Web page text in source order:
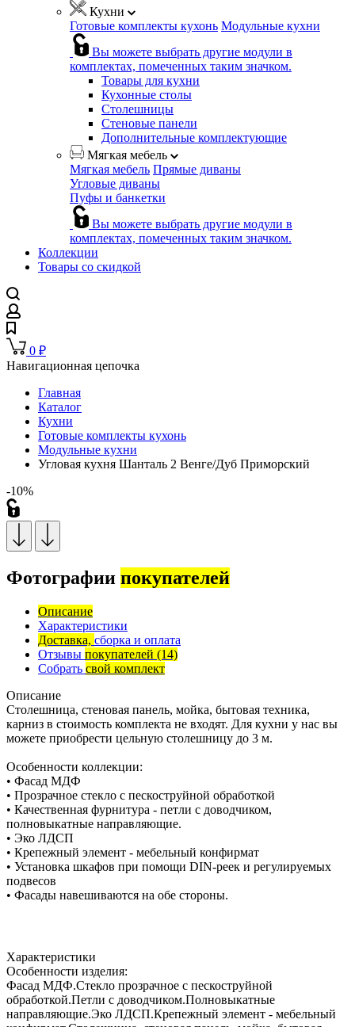
Кухни
Готовые комплекты кухонь Модульные кухни
Вы можете выбрать другие модули в
комплектах, помеченных таким значком.
Товары для кухни
Кухонные столы
Столешницы
Стеновые панели
Дополнительные комплектующие
Мягкая мебель
Мягкая мебель Прямые диваны
Угловые диваны
Пуфы и банкетки
Вы можете выбрать другие модули в
комплектах, помеченных таким значком.
Коллекции
Товары со скидкой
0 ₽
Навигационная цепочка
Главная
Каталог
Кухни
Готовые комплекты кухонь
Модульные кухни
Угловая кухня Шанталь 2 Венге/Дуб Приморский
-10%
Фотографии покупателей
Описание
Характеристики
Доставка, сборка и оплата
Отзывы покупателей (14)
Собрать свой комплект
Описание
Столешница, стеновая панель, мойка, бытовая техника,
карниз в стоимость комплекта не входят. Для кухни у нас вы
можете приобрести цельную столешницу до 3 м.
Особенности коллекции:
• Фасад МДФ
• Прозрачное стекло с пескоструйной обработкой
• Качественная фурнитура - петли с доводчиком,
полновыкатные направляющие.
• Эко ЛДСП
• Крепежный элемент - мебельный конфирмат
• Установка шкафов при помощи DIN-реек и регулируемых
подвесов
• Фасады навешиваются на обе стороны.
Характеристики
Особенности изделия:
Фасад МДФ.Стекло прозрачное с пескоструйной
обработкой.Петли с доводчиком.Полновыкатные
направляющие.Эко ЛДСП.Крепежный элемент - мебельный